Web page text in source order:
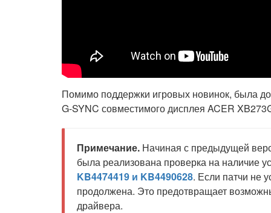
Помимо поддержки игровых новинок, была
G-SYNC совместимого дисплея ACER
Примечание. Начиная с предыдущей
была реализована проверка на наличие
KB4474419 и KB4490628. Если патчи не
продолжена. Это предотвращает
драйвера.